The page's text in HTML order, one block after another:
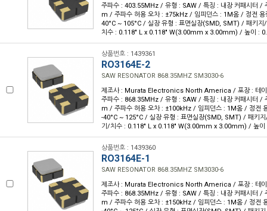
주파수 : 403.55MHz / 유형 : SAW / 특징 : 내장 커패시터 /
m / 주파수 허용 오차 : ±75kHz / 임피던스 : 1M옴 / 정전
40°C ~ 105°C / 실장 유형 : 표면실장(SMD, SMT) / 패키
치수 : 0.118" L x 0.118" W(3.00mm x 3.00mm) / 높이 :
상품번호 : 1439361
RO3164E-2
SAW RESONATOR 868.35MHZ SM3030-6
제조사 : Murata Electronics North America / 포장 : 테
주파수 : 868.35MHz / 유형 : SAW / 특징 : 내장 커패시터 /
m / 주파수 허용 오차 : ±100kHz / 임피던스 : 1M옴 / 정전
-40°C ~ 125°C / 실장 유형 : 표면실장(SMD, SMT) / 패키
기/치수 : 0.118" L x 0.118" W(3.00mm x 3.00mm) / 높
상품번호 : 1439360
RO3164E-1
SAW RESONATOR 868.35MHZ SM3030-6
제조사 : Murata Electronics North America / 포장 : 테
주파수 : 868.35MHz / 유형 : SAW / 특징 : 내장 커패시터 /
m / 주파수 허용 오차 : ±150kHz / 임피던스 : 1M옴 / 정전